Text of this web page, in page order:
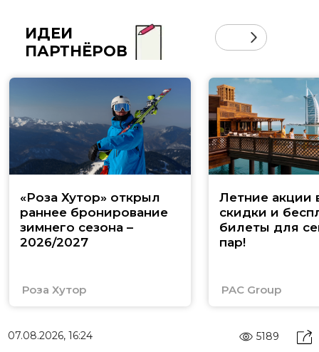
ИДЕИ
ПАРТНЁРОВ
«Роза Хутор» открыл
раннее бронирование
зимнего сезона –
2026/2027
Роза Хутор
Летние акции
скидки и
билеты для
пар!
PAC Group
07.08.2026, 16:24 5189